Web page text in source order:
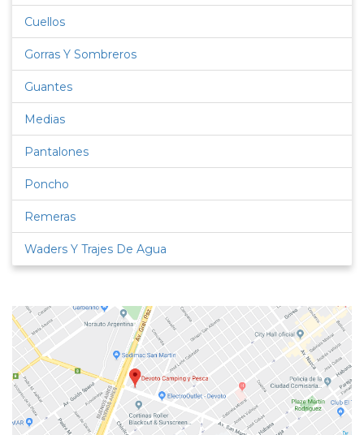
Cuellos
Gorras Y Sombreros
Guantes
Medias
Pantalones
Poncho
Remeras
Waders Y Trajes De Agua